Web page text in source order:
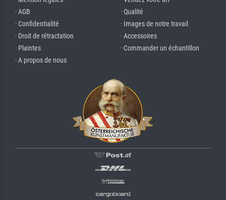
· AGB
· Confidentialité
· Droit de rétractation
· Plaintes
· A propos de nous
· Qualité
· Images de notre travail
· Accessoires
· Commander un échantillon